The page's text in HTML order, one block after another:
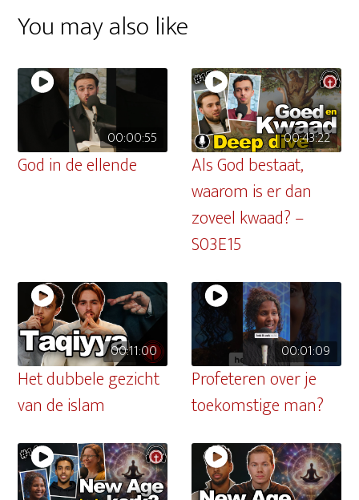
You may also like
00:00:55
God in de ellende
00:43:22
Als God bestaat,
waarom is er dan
zoveel kwaad? –
S03E15
00:11:00
Het dubbele gezicht
van de islam
00:01:09
Profeteren over je
toekomstige man?